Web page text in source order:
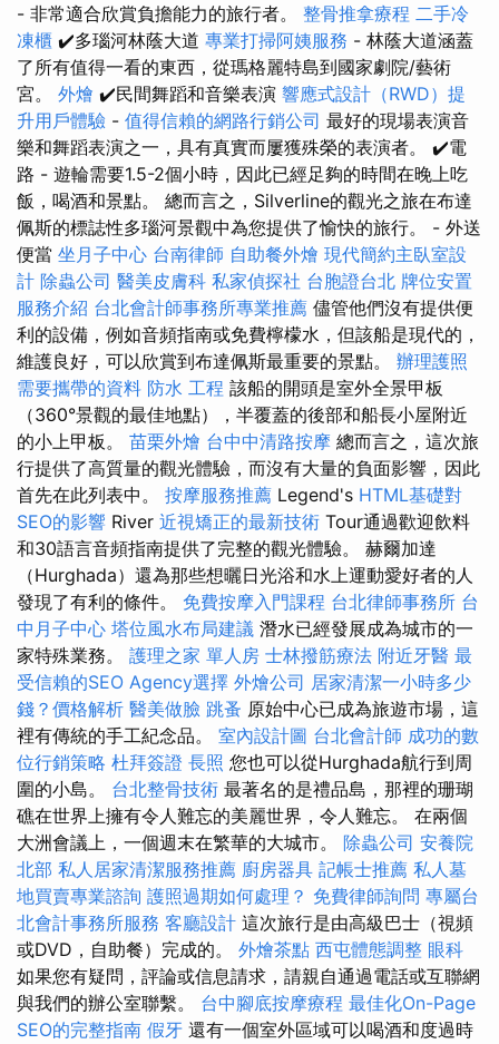
- 非常適合欣賞負擔能力的旅行者。 整骨推拿療程 二手冷
凍櫃 ✔️多瑙河林蔭大道 專業打掃阿姨服務 - 林蔭大道涵蓋
了所有值得一看的東西，從瑪格麗特島到國家劇院/藝術
宮。 外燴 ✔️民間舞蹈和音樂表演 響應式設計（RWD）提
升用戶體驗 - 值得信賴的網路行銷公司 最好的現場表演音
樂和舞蹈表演之一，具有真實而屢獲殊榮的表演者。 ✔️電
路 - 遊輪需要1.5-2個小時，因此已經足夠的時間在晚上吃
飯，喝酒和景點。 總而言之，Silverline的觀光之旅在布達
佩斯的標誌性多瑙河景觀中為您提供了愉快的旅行。 - 外送
便當 坐月子中心 台南律師 自助餐外燴 現代簡約主臥室設
計 除蟲公司 醫美皮膚科 私家偵探社 台胞證台北 牌位安置
服務介紹 台北會計師事務所專業推薦 儘管他們沒有提供便
利的設備，例如音頻指南或免費檸檬水，但該船是現代的，
維護良好，可以欣賞到布達佩斯最重要的景點。 辦理護照
需要攜帶的資料 防水 工程 該船的開頭是室外全景甲板
（360°景觀的最佳地點），半覆蓋的後部和船長小屋附近
的小上甲板。 苗栗外燴 台中中清路按摩 總而言之，這次旅
行提供了高質量的觀光體驗，而沒有大量的負面影響，因此
首先在此列表中。 按摩服務推薦 Legend's HTML基礎對
SEO的影響 River 近視矯正的最新技術 Tour通過歡迎飲料
和30語言音頻指南提供了完整的觀光體驗。 赫爾加達
（Hurghada）還為那些想曬日光浴和水上運動愛好者的人
發現了有利的條件。 免費按摩入門課程 台北律師事務所 台
中月子中心 塔位風水布局建議 潛水已經發展成為城市的一
家特殊業務。 護理之家 單人房 士林撥筋療法 附近牙醫 最
受信賴的SEO Agency選擇 外燴公司 居家清潔一小時多少
錢？價格解析 醫美做臉 跳蚤 原始中心已成為旅遊市場，這
裡有傳統的手工紀念品。 室內設計圖 台北會計師 成功的數
位行銷策略 杜拜簽證 長照 您也可以從Hurghada航行到周
圍的小島。 台北整骨技術 最著名的是禮品島，那裡的珊瑚
礁在世界上擁有令人難忘的美麗世界，令人難忘。 在兩個
大洲會議上，一個週末在繁華的大城市。 除蟲公司 安養院
北部 私人居家清潔服務推薦 廚房器具 記帳士推薦 私人墓
地買賣專業諮詢 護照過期如何處理？ 免費律師詢問 專屬台
北會計事務所服務 客廳設計 這次旅行是由高級巴士（視頻
或DVD，自助餐）完成的。 外燴茶點 西屯體態調整 眼科
如果您有疑問，評論或信息請求，請親自通過電話或互聯網
與我們的辦公室聯繫。 台中腳底按摩療程 最佳化On-Page
SEO的完整指南 假牙 還有一個室外區域可以喝酒和度過時